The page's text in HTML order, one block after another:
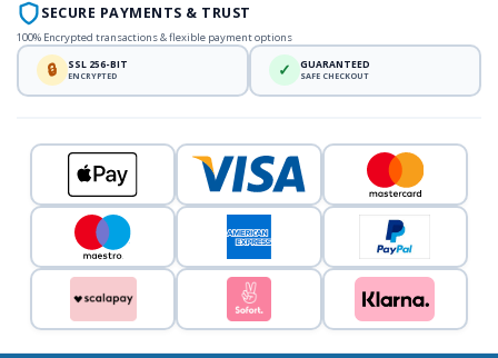
SECURE PAYMENTS & TRUST
100% Encrypted transactions & flexible payment options
🔒 SSL 256-BIT
ENCRYPTED ✓ GUARANTEED
SAFE CHECKOUT